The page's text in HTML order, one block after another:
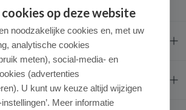
op deze website
noodzakelijke cookies en, met uw
analytische cookies
meten), social-media- en
(advertenties
U kunt uw keuze altijd wijzigen
Meer informatie